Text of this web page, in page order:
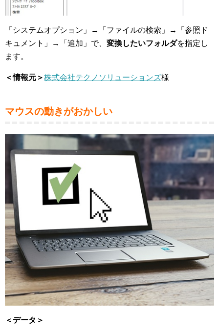
「システムオプション」→「ファイルの検索」→「参照ド
キュメント」→「追加」で、 変換したいフォルダを指定し
ます。
＜情報元＞株式会社テクノソリューションズ様
マウスの動きがおかしい
＜データ＞